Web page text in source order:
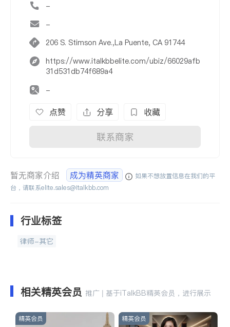
-
-
206 S. Stimson Ave.,La Puente, CA 91744
https://www.italkbbelite.com/ubiz/66029afb
31d531db74f689a4
-
点赞 分享 收藏
联系商家
暂无商家介绍 成为精英商家
如果不想放置信息在我们的平
台，请联系elite.sales@italkbb.com
行业标签
律师-其它
相关精英会员 推广 | 基于iTalkBB精英会员，进行展示
精英会员 精英会员